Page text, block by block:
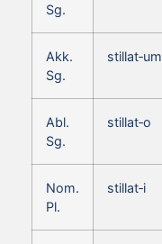
Sg.
Akk.
Sg.
stillat‑um
Abl.
Sg.
stillat‑o
Nom.
Pl.
stillat‑i